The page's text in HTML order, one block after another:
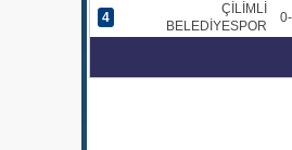
4
ÇİLİMLİ
BELEDİYESPOR